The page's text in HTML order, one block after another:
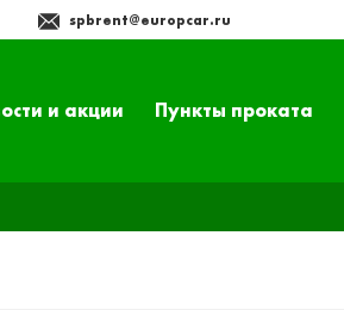
spbrent@europcar.ru
и акции Пункты проката